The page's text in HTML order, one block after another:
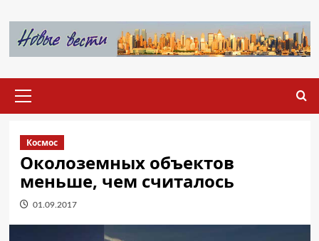
содержимому
меню
Космос
Околоземных объектов
меньше, чем считалось
01.09.2017